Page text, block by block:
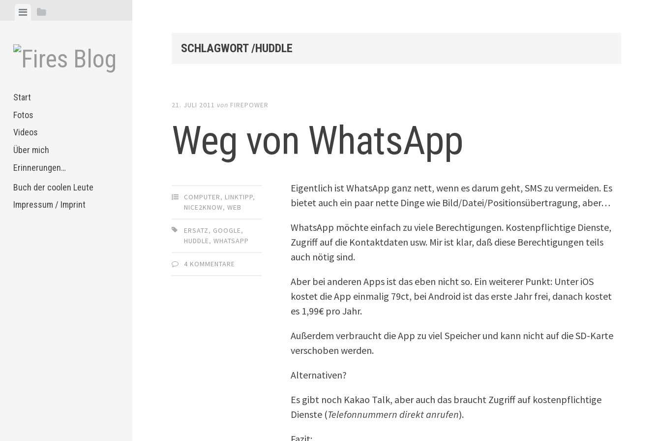
MenüSeitenleiste
Start
Fotos
Videos
Über mich
Erinnerungen…
Buch der coolen Leute
Impressum / Imprint
SCHLAGWORT /HUDDLE
21. JULI 2011 von FIREPOWER
Weg von WhatsApp
COMPUTER, LINKTIPP,
NICE2KNOW,WEB
ERSATZ, GOOGLE,
HUDDLE,WHATSAPP
4 KOMMENTARE
Eigentlich ist WhatsApp ganz nett, wenn es darum geht, SMS zu vermeiden. Es
bietet auch ein paar nette Dinge wie Bild/Datei/Positionsübertragung, aber…
WhatsApp möchte einfach zu viele Berechtigungen. Kostenpflichtige Dienste,
Zugriff auf die Kontaktdaten usw. Mir ist klar, daß diese Berechtigungen teils
auch nötig sind.
Aber bei anderen Apps ist das eben nicht so. Ein weiterer Punkt: Unter iOS
kostet die App einmalig 79ct, bei Android ist das erste Jahr frei, danach kostet
es 1,99€ pro Jahr.
Außerdem verbraucht die App zu viel Speicher und kann nicht auf die SD-Karte
verschoben werden.
Alternativen?
Es gibt noch Kakao Talk, aber auch das braucht Zugriff auf kostenpflichtige
Dienste (Telefonnummern direkt anrufen).